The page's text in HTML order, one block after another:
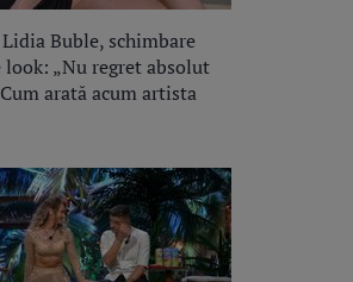
Lidia Buble, schimbare
„Nu regret absolut
arată acum artista